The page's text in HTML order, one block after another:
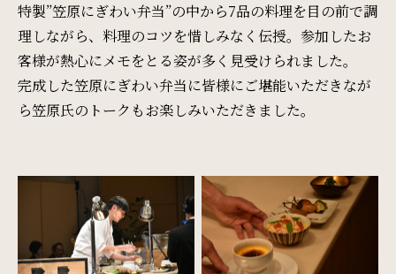
フロアガイド プレスリリース
パンフレット 個人情報保護方針
サイトポリシー ソーシャルメディアポリシー
特製”笠原にぎわい弁当”の中から7品の料理を目の前で調
理しながら、料理のコツを惜しみなく伝授。参加したお
客様が熱心にメモをとる姿が多く見受けられました。
完成した笠原にぎわい弁当に皆様にご堪能いただきなが
ら笠原氏のトークもお楽しみいただきました。